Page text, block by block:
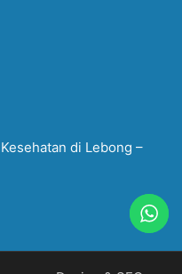
di Lebong –